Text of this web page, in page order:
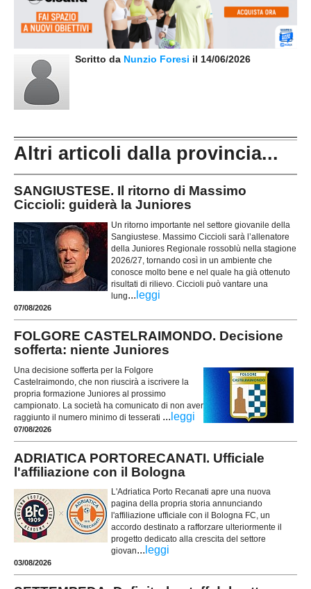
Scritto da Nunzio Foresi il 14/06/2026
Altri articoli dalla provincia...
SANGIUSTESE. Il ritorno di Massimo
Ciccioli: guiderà la Juniores
Un ritorno importante nel settore giovanile della
Sangiustese. Massimo Ciccioli sarà l’allenatore
della Juniores Regionale rossoblù nella stagione
2026/27, tornando così in un ambiente che
conosce molto bene e nel quale ha già ottenuto
risultati di rilievo. Ciccioli può vantare una
lung... leggi
07/08/2026
FOLGORE CASTELRAIMONDO. Decisione
sofferta: niente Juniores
Una decisione sofferta per la Folgore
Castelraimondo, che non riuscirà a iscrivere la
propria formazione Juniores al prossimo
campionato. La società ha comunicato di non aver
raggiunto il numero minimo di tesserati ... leggi
07/08/2026
ADRIATICA PORTORECANATI. Ufficiale
l'affiliazione con il Bologna
L'Adriatica Porto Recanati apre una nuova
pagina della propria storia annunciando
l'affiliazione ufficiale con il Bologna FC, un
accordo destinato a rafforzare ulteriormente il
progetto dedicato alla crescita del settore
giovan... leggi
03/08/2026